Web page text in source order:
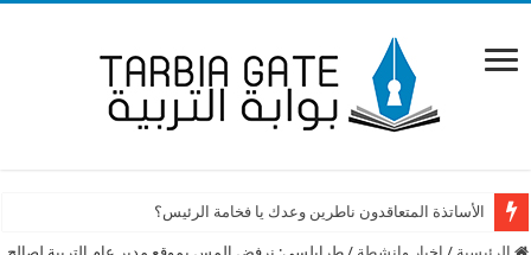
الأساتذة المتعاقدون ناطرين وعدك يا فخامة الرئيس؟